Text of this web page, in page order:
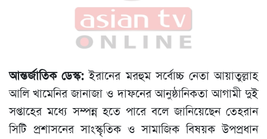
আন্তর্জাতিক ডেস্ক:ইরানের মরহুম সর্বোচ্চ নেতা আয়াতুল্লাহ
আলি খামেনির জানাজা ও দাফনের আনুষ্ঠানিকতা আগামী দুই
সপ্তাহের মধ্যে সম্পন্ন হতে পারে বলে জানিয়েছেন তেহরান
সিটি প্রশাসনের সাংস্কৃতিক ও সামাজিক বিষয়ক উপপ্রধান